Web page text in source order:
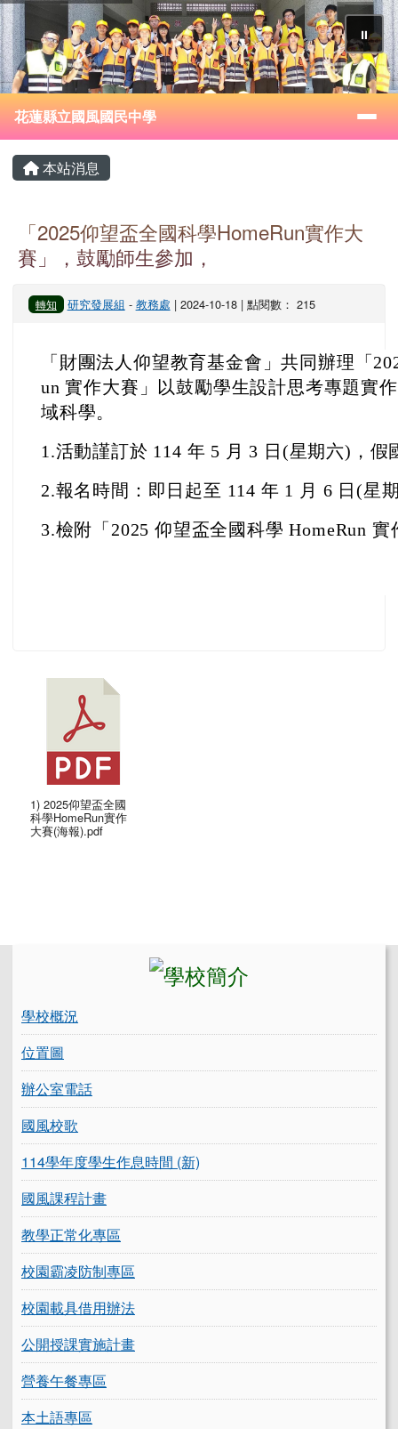
跳至主內容區
花蓮縣立國風國民中學
⏸
導覽列
花蓮縣立國風國民中學
主內容區域
本站消息
「2025仰望盃全國科學HomeRun實作大
賽」，鼓勵師生參加，
轉知 研究發展組 - 教務處 | 2024-10-18 | 點閱數： 215
「財團法人仰望教育基金會」共同辦理「
un 實作大賽」以鼓勵學生設計思考專題實
域科學。
1.活動謹訂於 114 年 5 月 3 日(星期六)，假
2.報名時間：即日起至 114 年 1 月 6 日(星
3.檢附「2025 仰望盃全國科學 HomeRun
1) 2025仰望盃全國
科學HomeRun實作
大賽(海報).pdf
學校概況
位置圖
辦公室電話
國風校歌
114學年度學生作息時間 (新)
國風課程計畫
教學正常化專區
校園霸凌防制專區
校園載具借用辦法
公開授課實施計畫
營養午餐專區
本土語專區
頁尾區域